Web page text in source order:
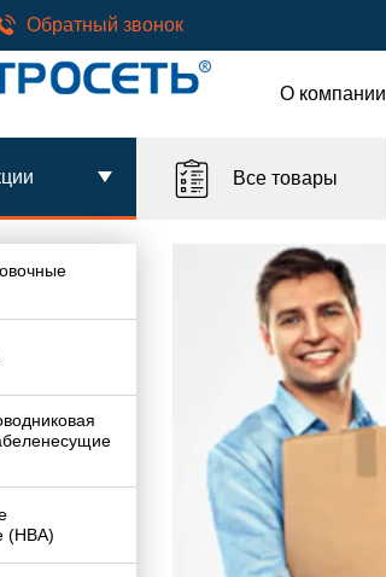
Обратный звонок
О компании
Все товары
(НВА)